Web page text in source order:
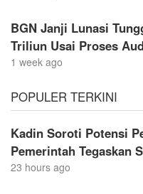
BGN Janji Lunasi
Triliun Usai Proses
1 week ago
POPULER TERKINI
Kadin Soroti Potensi
Pemerintah Tegaskan
23 hours ago